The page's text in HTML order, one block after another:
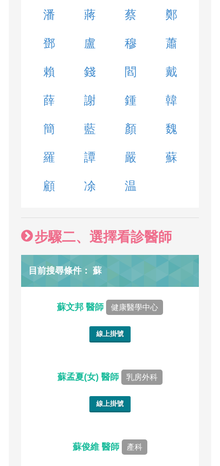
潘 蔣 蔡 鄭
鄧 盧 穆 蕭
賴 錢 閻 戴
薛 謝 鍾 韓
簡 藍 顏 魏
羅 譚 嚴 蘇
顧 凃 温
步驟二、選擇看診醫師
目前搜尋條件： 蘇
蘇文邦 醫師 健康醫學中心
線上掛號
蘇孟夏(女) 醫師 乳房外科
線上掛號
蘇俊維 醫師 產科